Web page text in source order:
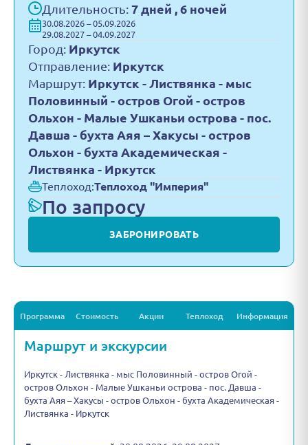
Длительность: 7 дней , 6 ночей
30.08.2026 – 05.09.2026
29.08.2027 – 04.09.2027
Город: Иркутск
Отправление: Иркутск
Маршрут: Иркутск - Листвянка - мыс
Половинный - остров Огой - остров
Ольхон - Малые Ушканьи острова - пос.
Давша - бухта Аяя – Хакусы - остров
Ольхон - бухта Академическая -
Листвянка - Иркутск
Теплоход:Теплоход "Империя"
По запросу
ЗАБРОНИРОВАТЬ
Программа Стоимость Акции Теплоход Информация
Маршрут и экскурсии
Иркутск - Листвянка - мыс Половинный - остров Огой -
остров Ольхон - Малые Ушканьи острова - пос. Давша -
бухта Аяя – Хакусы - остров Ольхон - бухта Академическая -
Листвянка - Иркутск